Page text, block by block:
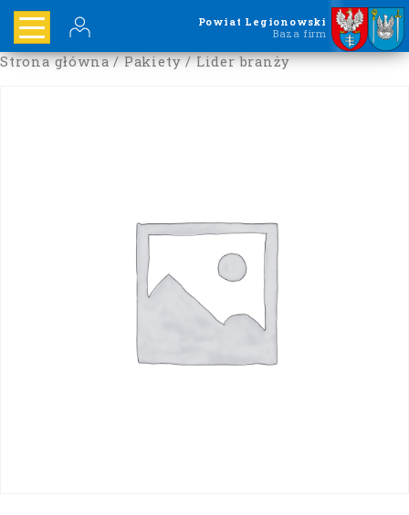
Powiat Legionowski
Baza firm
Strona główna/Pakiety/ Lider branży